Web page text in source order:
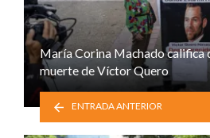
María Corina Machado califica
muerte de Víctor Quero
ENTRADA ANTERIOR